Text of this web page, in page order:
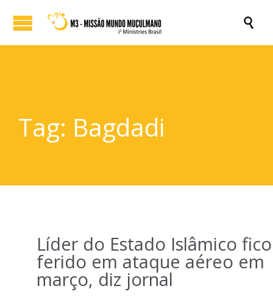

Tag: Bagdadi
Líder do Estado Islâmico
ferido em ataque aéreo em
março, diz jornal